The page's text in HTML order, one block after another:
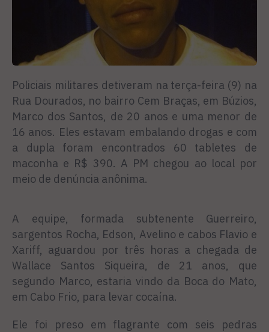
Policiais militares detiveram na terça-feira (9) na
Rua Dourados, no bairro Cem Braças, em Búzios,
Marco dos Santos, de 20 anos e uma menor de
16 anos. Eles estavam embalando drogas e com
a dupla foram encontrados 60 tabletes de
maconha e R$ 390. A PM chegou ao local por
meio de denúncia anônima.
A equipe, formada subtenente Guerreiro,
sargentos Rocha, Edson, Avelino e cabos Flavio e
Xariff, aguardou por três horas a chegada de
Wallace Santos Siqueira, de 21 anos, que
segundo Marco, estaria vindo da Boca do Mato,
em Cabo Frio, para levar cocaína.
Ele foi preso em flagrante com seis pedras